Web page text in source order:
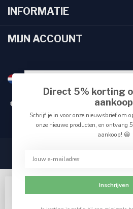
INFORMATIE
MIJN ACCOUNT
€
Wij slaan cookies op om onze
Direct 5% korting
aankoop
Schrijf je in voor onze nieuwsbrief om
onze nieuwe producten, en ontvang
aankoop! 😀
Inschrijven